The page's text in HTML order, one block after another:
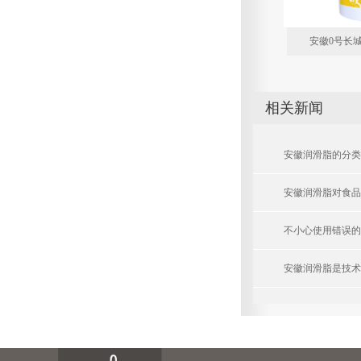
安徽0号长
相关新闻
安徽润滑脂的分
安徽润滑脂对食
不小心使用错误
安徽润滑脂是技